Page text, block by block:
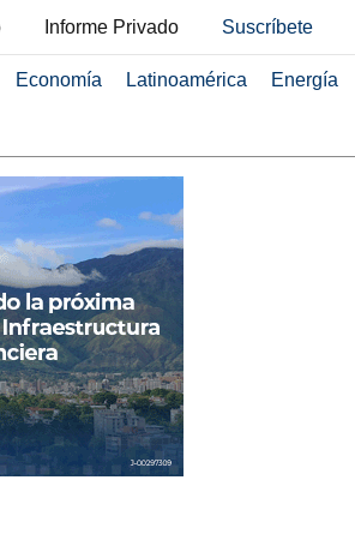
Informe Privado Suscríbete
Economía Latinoamérica Energía